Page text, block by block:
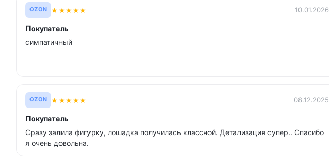
OZON ★★★★★ 10.01.2026
Покупатель
симпатичный
OZON ★★★★★ 08.12.2025
Покупатель
Сразу залила фигурку, лошадка получилась классной. Детализация супер.. Спасибо
я очень довольна.